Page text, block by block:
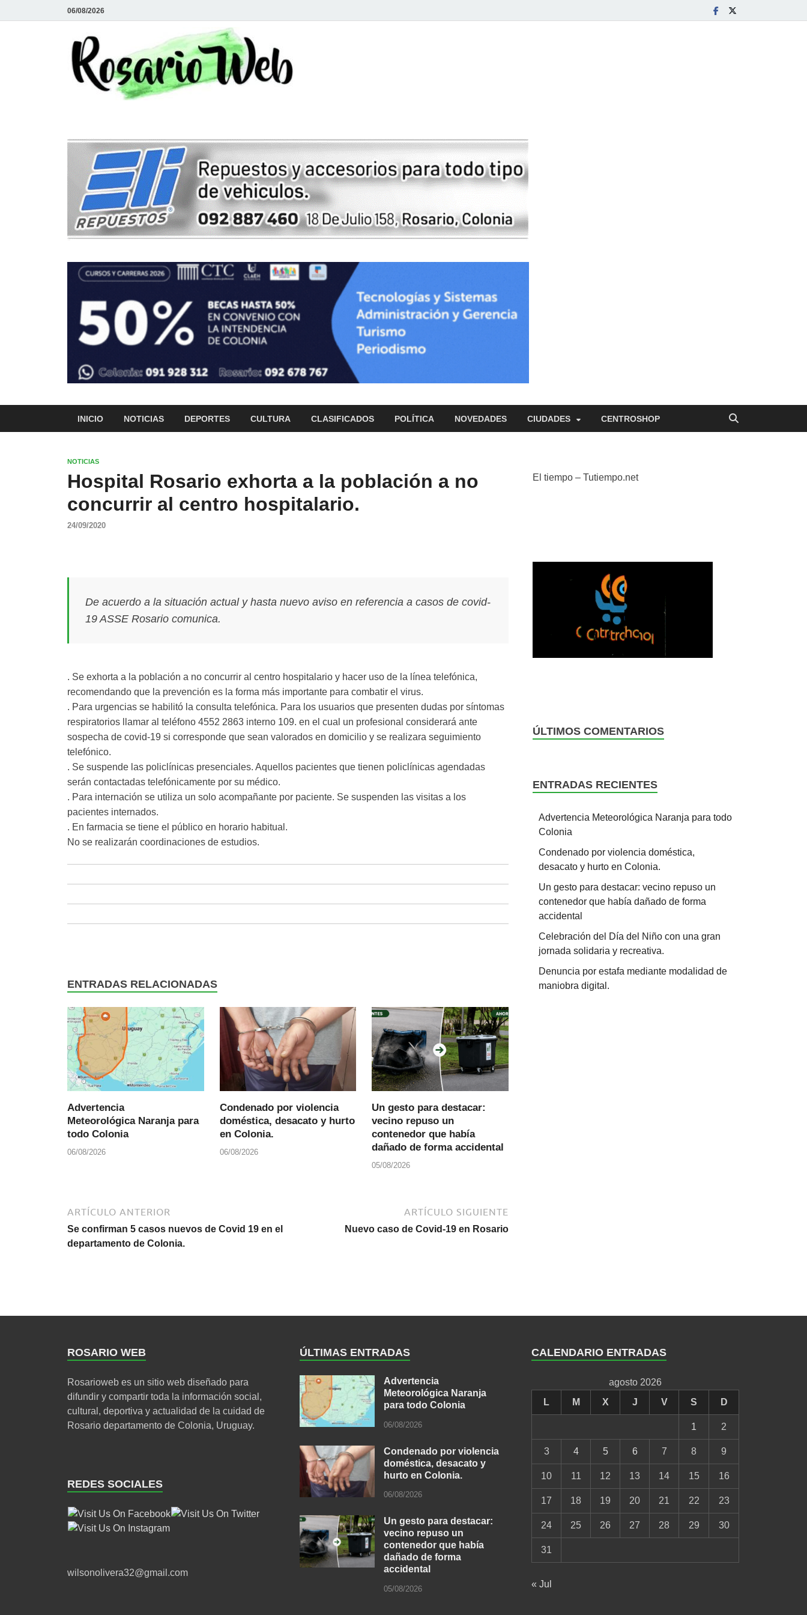
06/08/2026
INICIO NOTICIAS DEPORTES CULTURA CLASIFICADOS POLÍTICA NOVEDADES CIUDADES CENTROSHOP
NOTICIAS
Hospital Rosario exhorta a la población a no
concurrir al centro hospitalario.
24/09/2020
De acuerdo a la situación actual y hasta nuevo aviso en referencia a casos de covid-
19 ASSE Rosario comunica.
. Se exhorta a la población a no concurrir al centro hospitalario y hacer uso de la línea telefónica,
recomendando que la prevención es la forma más importante para combatir el virus.
. Para urgencias se habilitó la consulta telefónica. Para los usuarios que presenten dudas por síntomas
respiratorios llamar al teléfono 4552 2863 interno 109. en el cual un profesional considerará ante
sospecha de covid-19 si corresponde que sean valorados en domicilio y se realizara seguimiento
telefónico.
. Se suspende las policlínicas presenciales. Aquellos pacientes que tienen policlínicas agendadas
serán contactadas telefónicamente por su médico.
. Para internación se utiliza un solo acompañante por paciente. Se suspenden las visitas a los
pacientes internados.
. En farmacia se tiene el público en horario habitual.
No se realizarán coordinaciones de estudios.
ENTRADAS RELACIONADAS
Advertencia
Meteorológica Naranja para
todo Colonia
06/08/2026
Condenado por violencia
doméstica, desacato y hurto
en Colonia.
06/08/2026
Un gesto para destacar:
vecino repuso un
contenedor que había
dañado de forma accidental
05/08/2026
ARTÍCULO ANTERIOR
Se confirman 5 casos nuevos de Covid 19 en el
departamento de Colonia.
ARTÍCULO SIGUIENTE
Nuevo caso de Covid-19 en Rosario
El tiempo – Tutiempo.net
ÚLTIMOS COMENTARIOS
ENTRADAS RECIENTES
Advertencia Meteorológica Naranja para todo
Colonia
Condenado por violencia doméstica,
desacato y hurto en Colonia.
Un gesto para destacar: vecino repuso un
contenedor que había dañado de forma
accidental
Celebración del Día del Niño con una gran
jornada solidaria y recreativa.
Denuncia por estafa mediante modalidad de
maniobra digital.
ROSARIO WEB
Rosarioweb es un sitio web diseñado para
difundir y compartir toda la información social,
cultural, deportiva y actualidad de la cuidad de
Rosario departamento de Colonia, Uruguay.
REDES SOCIALES
wilsonolivera32@gmail.com
ÚLTIMAS ENTRADAS
Advertencia
Meteorológica Naranja
para todo Colonia
06/08/2026
Condenado por violencia
doméstica, desacato y
hurto en Colonia.
06/08/2026
Un gesto para destacar:
vecino repuso un
contenedor que había
dañado de forma
accidental
05/08/2026
CALENDARIO ENTRADAS
agosto 2026
L
M X J V S D
1 2
3 4 5 6 7 8 9
10 11 12 13 14 15 16
17 18 19 20 21 22 23
24 25 26 27 28 29 30
31
« Jul